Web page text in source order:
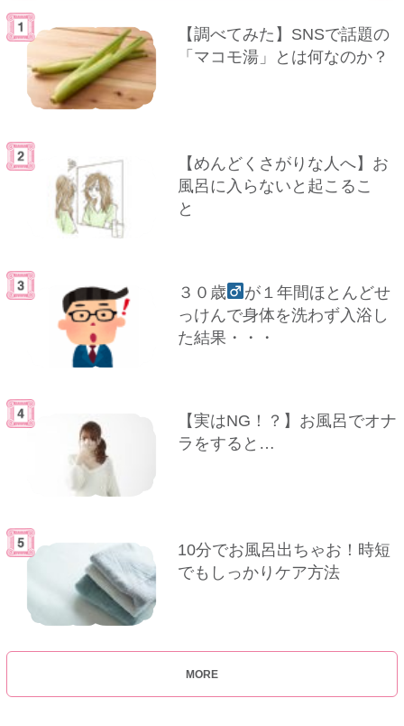
【調べてみた】SNSで話題の
「マコモ湯」とは何なのか？
【めんどくさがりな人へ】お
風呂に入らないと起こるこ
と
３０歳
が１年間ほとんどせ
っけんで身体を洗わず入浴し
た結果・・・
【実はNG！？】お風呂でオナ
ラをすると…
10分でお風呂出ちゃお！時短
でもしっかりケア方法
MORE